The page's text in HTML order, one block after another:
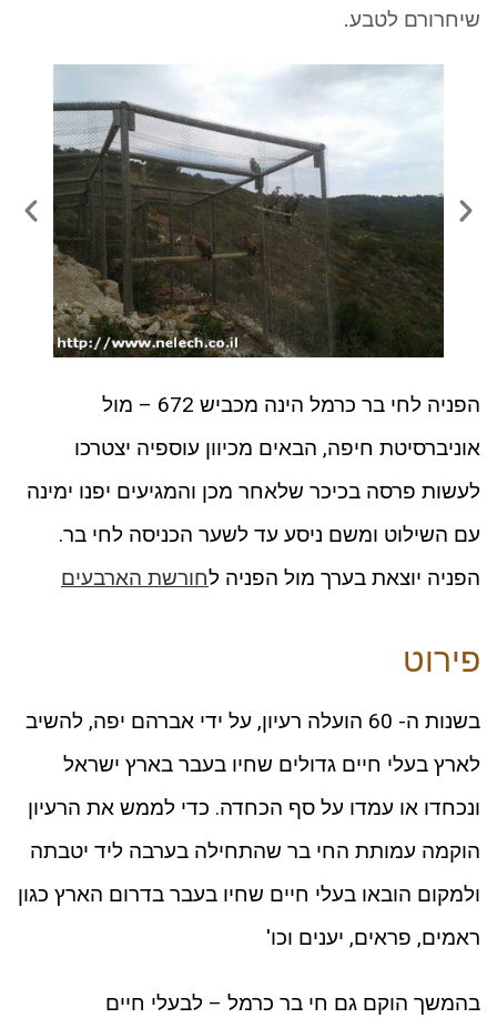
ניגודיות כהה
לאפס את כל האפשרויות
שיחרורם לטבע.
הפניה לחי בר כרמל הינה מכביש 672 – מול
אוניברסיטת חיפה, הבאים מכיוון עוספיה יצטרכו
לעשות פרסה בכיכר שלאחר מכן והמגיעים יפנו ימינה
עם השילוט ומשם ניסע עד לשער הכניסה לחי בר.
הפניה יוצאת בערך מול הפניה לחורשת הארבעים
פירוט
בשנות ה- 60 הועלה רעיון, על ידי אברהם יפה, להשיב
לארץ בעלי חיים גדולים שחיו בעבר בארץ ישראל
ונכחדו או עמדו על סף הכחדה. כדי לממש את הרעיון
הוקמה עמותת החי בר שהתחילה בערבה ליד יטבתה
ולמקום הובאו בעלי חיים שחיו בעבר בדרום הארץ כגון
ראמים, פראים, יענים וכו'
בהמשך הוקם גם חי בר כרמל – לבעלי חיים